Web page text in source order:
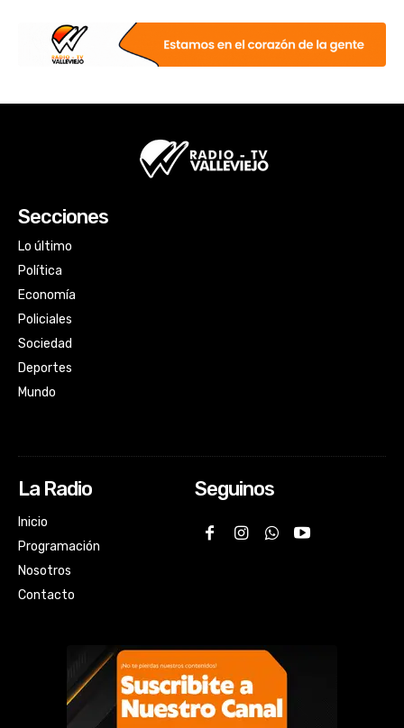
Secciones
Lo último
Política
Economía
Policiales
Sociedad
Deportes
Mundo
La Radio
Inicio
Programación
Nosotros
Contacto
Seguinos